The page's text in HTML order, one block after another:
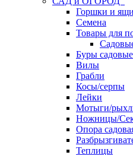
Горшки и
Семена
Товары для
Буры садовые
Вилы
Грабли
Косы/серпы
Лейки
Мотыги/
Ножницы/
Опора
Теплицы